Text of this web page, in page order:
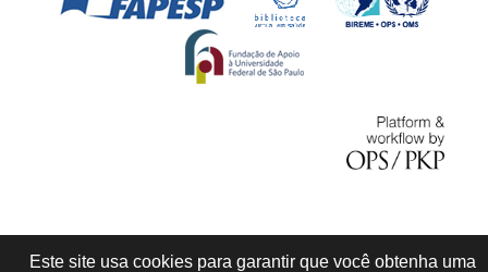
Este site usa cookies para garantir que você obtenha uma